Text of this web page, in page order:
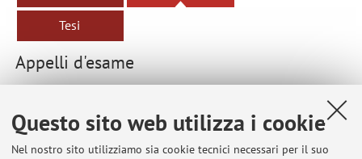
Questo sito web utilizza i cookie
Nel nostro sito utilizziamo sia cookie tecnici necessari per il suo
Tesi
Appelli d'esame
Elenco degli appelli pubblicati sino ad oggi, suddivisi per
insegnamento. Per le informazioni dettagliate accedi ad
AlmaEsami